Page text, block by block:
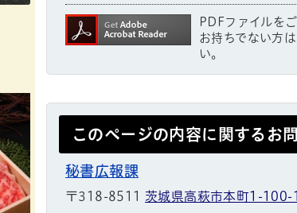
PDFファイルを
お持ちでない方
い。
このページの内容に関するお
秘書広報課
〒318-8511 茨城県高萩市本町1-100-1